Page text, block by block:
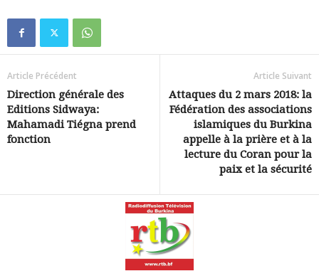
Article Précédent
Direction générale des
Editions Sidwaya:
Mahamadi Tiégna prend
fonction
Article Suivant
Attaques du 2 mars 2018: la
Fédération des associations
islamiques du Burkina
appelle à la prière et à la
lecture du Coran pour la
paix et la sécurité